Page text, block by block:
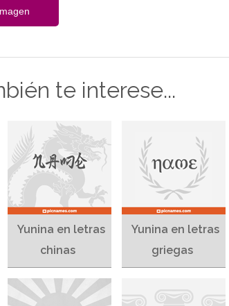
te interese...
Yunina en letras
chinas
Yunina en letras
griegas